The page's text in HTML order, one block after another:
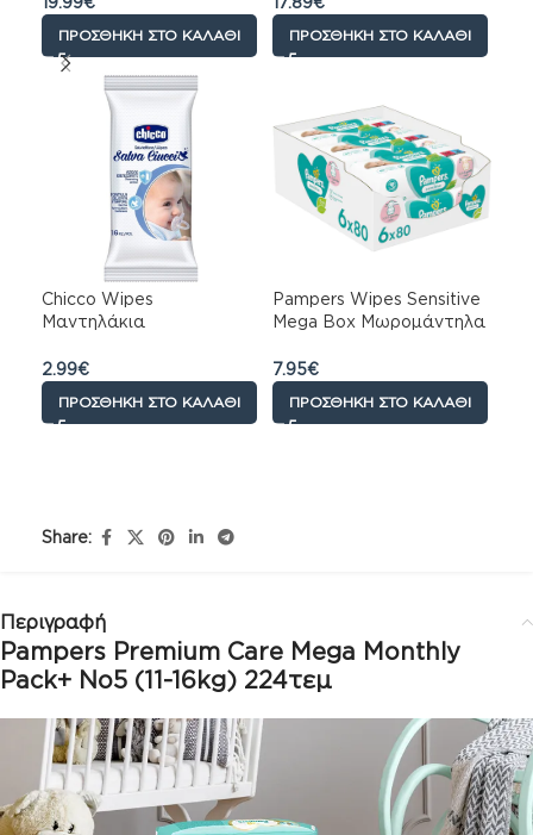
τμχ)
ΠΡΟΣΘΉΚΗ ΣΤΟ ΚΑΛΆΘΙ ΠΡΟΣΘΉΚΗ ΣΤΟ ΚΑΛΆΘΙ
Chicco Wipes
Μαντηλάκια
χρήσης, 16 τεμάχια
2.99€
ΠΡΟΣΘΉΚΗ ΣΤΟ ΚΑΛΆΘΙ
Pampers Wipes Sensitive
Mega Bοx Μωρομάντηλα
7.95€
ΠΡΟΣΘΉΚΗ ΣΤΟ ΚΑΛΆΘΙ
Share:
Περιγραφή
Pampers Premium Care Mega Monthly
Pack+ Νο5 (11-16kg) 224τεμ